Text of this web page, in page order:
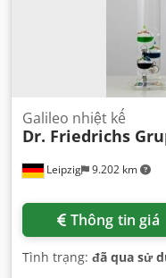
Leipzig 9.202 km
Galileo nhiệt kế
Dr. Friedrichs
Thông tin giá
Tình trạng: đã qua sử